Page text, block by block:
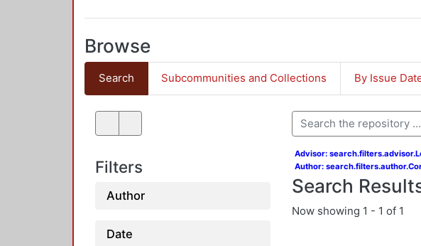
Browse
Search Subcommunities and Collections By Issue
Filters
Author
Date
Advisor:
Author:
Search
Now showing 1 - 1 of 1